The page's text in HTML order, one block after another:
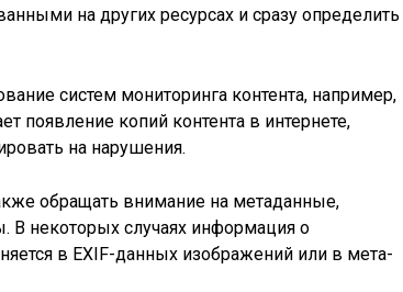
на других ресурсах и сразу определить
систем мониторинга контента, например,
появление копий контента в интернете,
на нарушения.
обращать внимание на метаданные,
некоторых случаях информация о
в EXIF-данных изображений или в мета-